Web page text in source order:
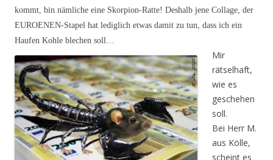
kommt, bin nämliche eine Skorpion-Ratte! Deshalb jene Collage, der
EUROENEN-Stapel hat lediglich etwas damit zu tun, dass ich ein
Haufen Kohle blechen soll…
Mir
rätselhaft,
wie es
geschehen
soll.
Bei Herr M.
aus Kölle,
scheint es